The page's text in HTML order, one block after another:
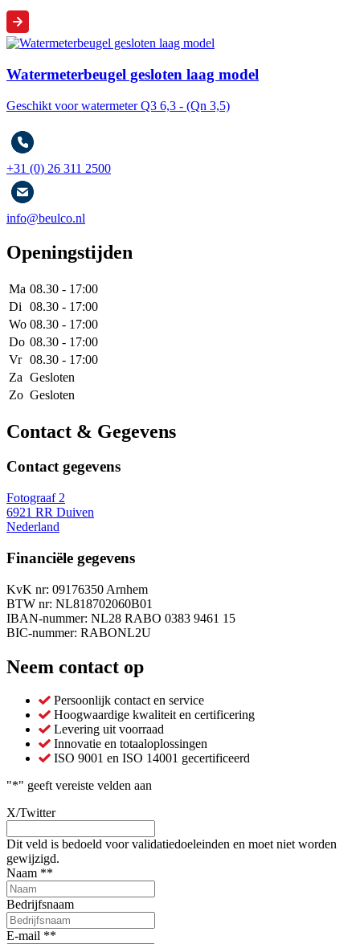
Watermeterbeugel gesloten laag model
Geschikt voor watermeter Q3 6,3 - (Qn 3,5)
+31 (0) 26 311 2500
info@beulco.nl
Openingstijden
Ma 08.30 - 17:00
Di
08.30 - 17:00
Wo 08.30 - 17:00
Do 08.30 - 17:00
Vr 08.30 - 17:00
Za Gesloten
Zo Gesloten
Contact & Gegevens
Contact gegevens
Fotograaf 2
6921 RR Duiven
Nederland
Financiële gegevens
KvK nr: 09176350 Arnhem
BTW nr: NL818702060B01
IBAN-nummer: NL28 RABO 0383 9461 15
BIC-nummer: RABONL2U
Neem contact op
Persoonlijk contact en service
Hoogwaardige kwaliteit en certificering
Levering uit voorraad
Innovatie en totaaloplossingen
ISO 9001 en ISO 14001 gecertificeerd
"*" geeft vereiste velden aan
X/Twitter
Dit veld is bedoeld voor validatiedoeleinden en moet niet worden
gewijzigd.
Naam **
Bedrijfsnaam
E-mail **